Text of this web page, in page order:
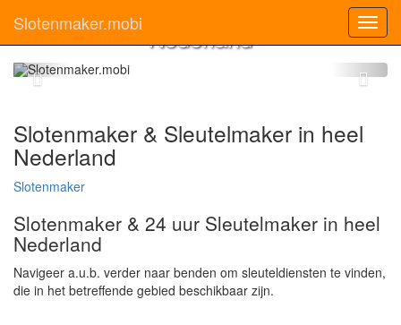
Slotenmaker.mobiSlotenmaker in heel
Nederland
Slotenmaker & Sleutelmaker in heel
Nederland
Slotenmaker
Slotenmaker & 24 uur Sleutelmaker in heel
Nederland
Navigeer a.u.b. verder naar benden om sleuteldiensten te vinden,
die in het betreffende gebied beschikbaar zijn.